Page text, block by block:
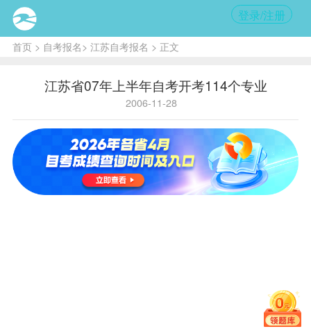
登录/注册
首页> 自考报名> 江苏自考报名 > 正文
江苏省07年上半年自考开考114个专业
2006-11-28
核心提
示:
今年下
半年自考
成绩已